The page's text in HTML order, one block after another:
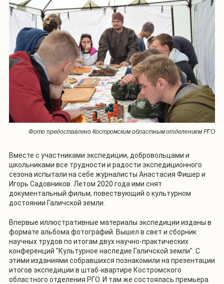
Фото предоставлено Костромским областным отделением РГО
Вместе с участниками экспедиции, добровольцами и
школьниками все трудности и радости экспедиционного
сезона испытали на себе журналисты Анастасия Фишер и
Игорь Садовников. Летом 2020 года ими снят
документальный фильм, повествующий о культурном
достоянии Галичской земли.
Впервые иллюстративные материалы экспедиции изданы в
формате альбома фотографий. Вышел в свет и сборник
научных трудов по итогам двух научно-практических
конференций "Культурное наследие Галичской земли". С
этими изданиями собравшихся познакомили на презентации
итогов экспедиции в штаб-квартире Костромского
областного отделения РГО. И там же состоялась премьера